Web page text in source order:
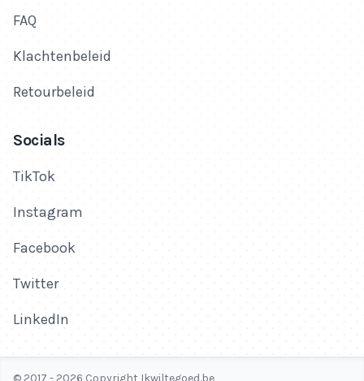
FAQ
Klachtenbeleid
Retourbeleid
Socials
TikTok
Instagram
Facebook
Twitter
LinkedIn
© 2017 - 2026 Copyright Ikwiltegoed.be